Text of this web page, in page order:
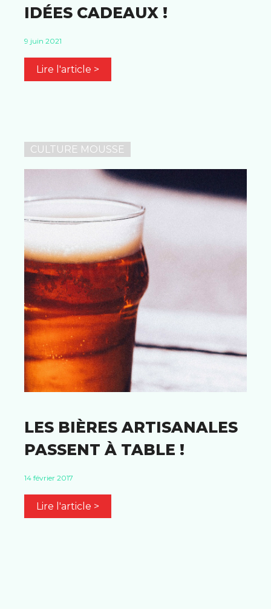
IDÉES CADEAUX !
9 juin 2021
Lire l'article >
CULTURE MOUSSE
LES BIÈRES ARTISANALES
PASSENT À TABLE !
14 février 2017
Lire l'article >